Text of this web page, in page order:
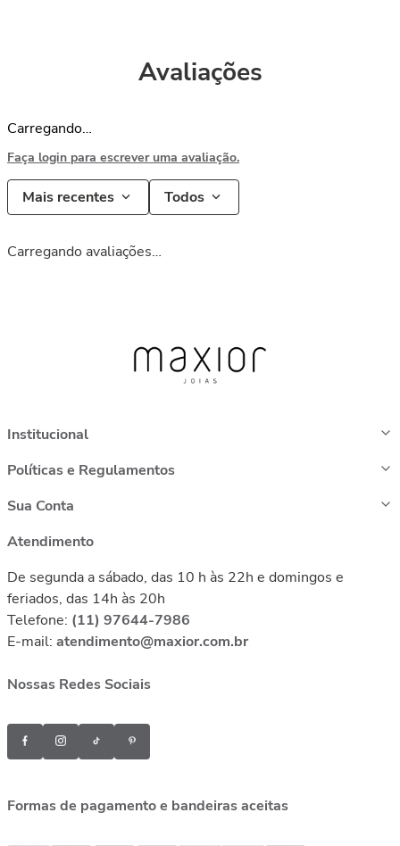
Avaliações
Carregando…
Faça login para escrever uma avaliação.
Mais recentes Todos
Carregando avaliações…
Institucional
Políticas e Regulamentos
Sua Conta
Atendimento
De segunda a sábado, das 10 h às 22h e domingos e
feriados, das 14h às 20h
Telefone: (11) 97644-7986
E-mail: atendimento@maxior.com.br
Nossas Redes Sociais
Formas de pagamento e bandeiras aceitas